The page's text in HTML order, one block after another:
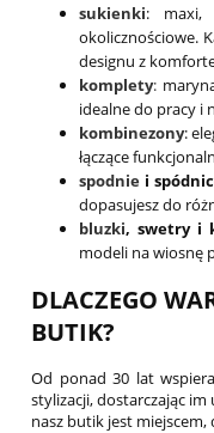
sukienki: maxi,
okolicznościowe.
designu z
komplety:
idealne do pracy i
kombinezony:
łączące
spodnie i
dopasujesz do
bluzki, swetry i
modeli na wiosnę
DLACZEGO
BUTIK?
Od ponad 30 lat
stylizacji, dostarczając im
nasz butik jest